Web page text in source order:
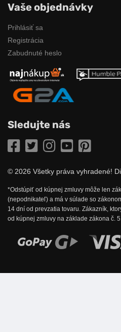
Vaše objednávky
Prihlásiť sa
Registrácia
Zabudnuté heslo
Sledujte nás
Facebook
TwitterInstagramYouTube
© 2026 Všetky práva vyhradené!
*Odstúpiť od kúpnej zmluvy môže len
(nepodnikateľ) a má v súlade so
14 dní od prevzatia tovaru. Zákazník,
od kúpnej zmluvy na základe zákona č.
Možnosti online